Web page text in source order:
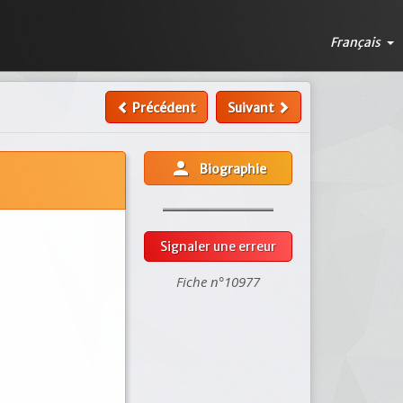
Français
Précédent Suivant
person Biographie
Signaler une erreur
Fiche n°10977